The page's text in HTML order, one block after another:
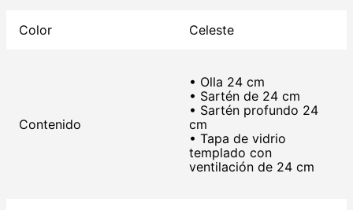
Color Celeste
Contenido
• Olla 24 cm
• Sartén de 24 cm
• Sartén profundo 24
cm
• Tapa de vidrio
templado con
ventilación de 24 cm